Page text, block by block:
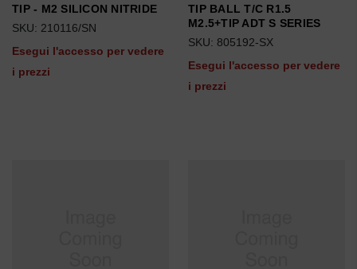
TIP - M2 SILICON NITRIDE
SKU: 210116/SN
Esegui l'accesso per vedere
i prezzi
TIP BALL T/C R1.5
M2.5+TIP ADT S SERIES
SKU: 805192-SX
Esegui l'accesso per vedere
i prezzi